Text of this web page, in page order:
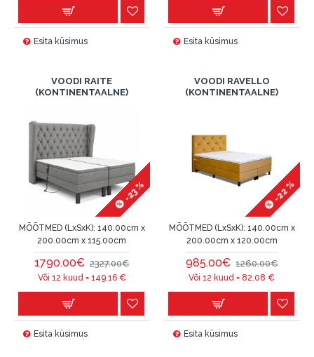
Esita küsimus Esita küsimus
VOODI RAITE
(KONTINENTAALNE)
-23 %
MÕÕTMED (LxSxK): 140.00cm x
200.00cm x 115.00cm
1790.00€ 2327.00€
Või 12 kuud = 149.16€
Esita küsimus
VOODI RAVELLO
(KONTINENTAALNE)
-22 %
MÕÕTMED (LxSxK): 140.00cm x
200.00cm x 120.00cm
985.00€ 1260.00€
Või 12 kuud = 82.08 €
Esita küsimus